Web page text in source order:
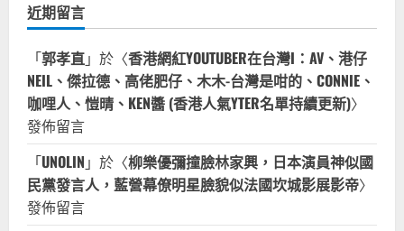
近期留言
「郭孝直」於〈香港網紅YOUTUBER在台灣I：AV、港仔
NEIL、傑拉德、高佬肥仔、木木-台灣是咁的、CONNIE、
咖哩人、愷晴、KEN醬 (香港人氣YTER名單持續更新)〉
發佈留言
「UNOLIN 」於〈柳樂優彌撞臉林家興，日本演員神似國
民黨發言人，藍營幕僚明星臉貌似法國坎城影展影帝〉
發佈留言